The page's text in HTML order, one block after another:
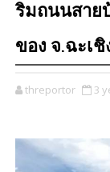
ริมถนนสาย
ของ จ.ฉะเชิ
threportor 3